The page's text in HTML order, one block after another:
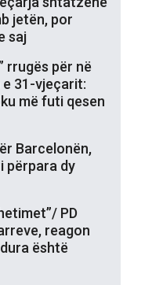
jetën, por
saj
rrugës për në
31-vjeçarit:
më futi qesen
Barcelonën,
përpara dy
PD
reagon
është